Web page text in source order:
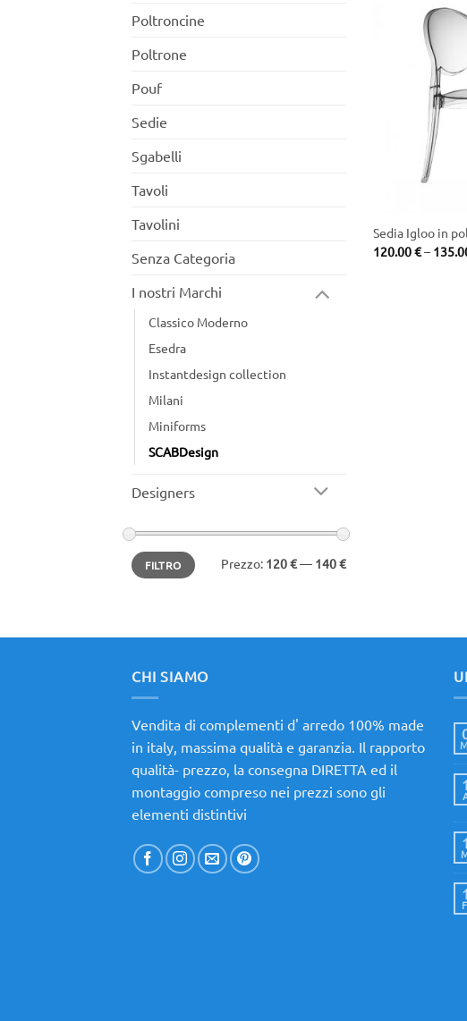
Poltroncine
Poltrone
Pouf
Sedie
Sgabelli
Tavoli
Tavolini
Senza Categoria
I nostri Marchi
Classico Moderno
Esedra
Instantdesign collection
Milani
Miniforms
SCABDesign
Designers
Prezzo
Min
Prezzo
MaxFILTRO Prezzo: 120 €— 140 €
Sedia Igloo in
120.00€–
CHI SIAMO
Vendita di complementi d' arredo 100% made
in italy, massima qualità e garanzia. Il rapporto
qualità- prezzo, la consegna DIRETTA ed il
montaggio compreso nei prezzi sono gli
elementi distintivi